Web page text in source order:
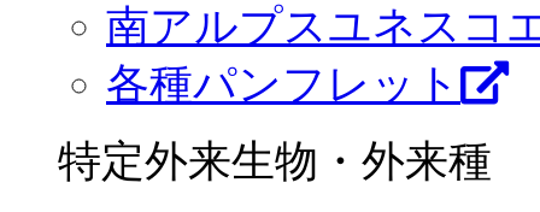
南アルプスユネスコ
各種パンフレット
特定外来生物・外来種